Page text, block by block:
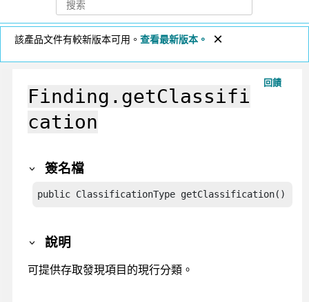
該產品文件有較新版本可用。 查看最新版本。
回饋
Finding.getClassifi
cation
簽名檔
public ClassificationType getClassification()
說明
可提供存取發現項目的現行分類。